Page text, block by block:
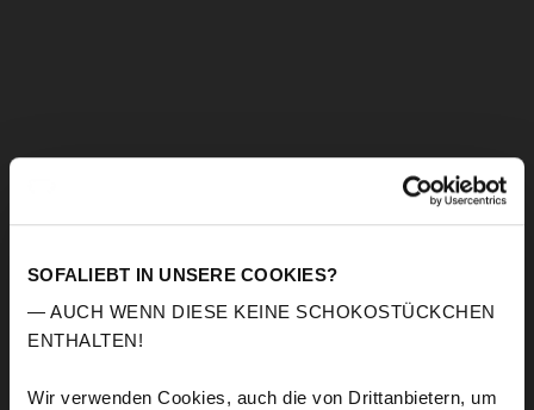
SOFALIEBT IN UNSERE COOKIES?
— AUCH WENN DIESE KEINE SCHOKOSTÜCKCHEN
ENTHALTEN!
Wir verwenden Cookies, auch die von Drittanbietern, um